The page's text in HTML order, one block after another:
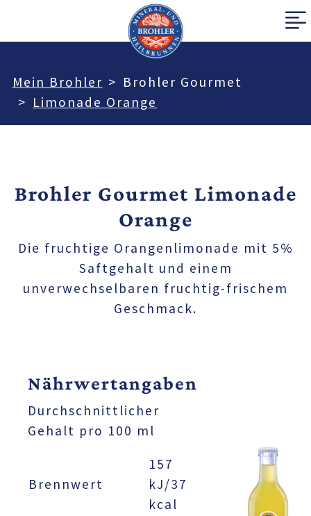
Mein Brohler
Brohler Gourmet
Limonade Orange
Brohler Gourmet Limonade
Orange
Die fruchtige Orangenlimonade mit 5%
Saftgehalt und einem
unverwechselbaren fruchtig-frischem
Geschmack.
Nährwertangaben
Durchschnittlicher
Gehalt pro 100 ml
Brennwert
157
kJ/37
kcal